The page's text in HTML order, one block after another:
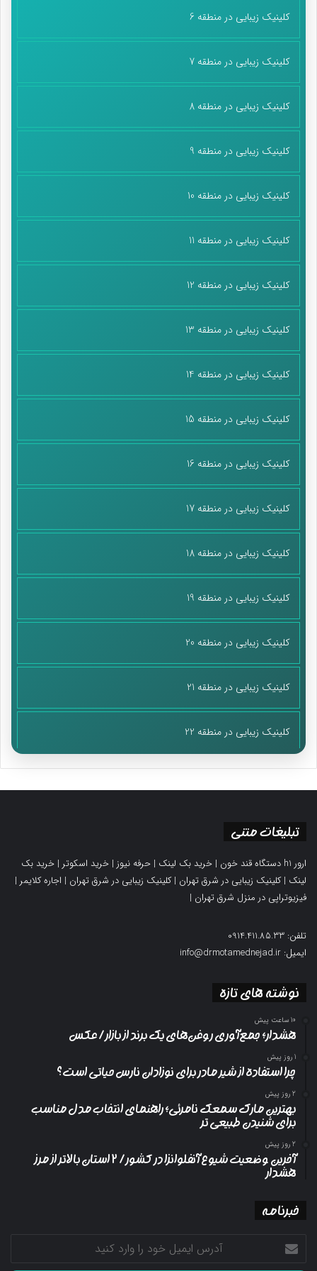
کلینیک زیبایی در منطقه 6
کلینیک زیبایی در منطقه 7
کلینیک زیبایی در منطقه 8
کلینیک زیبایی در منطقه 9
کلینیک زیبایی در منطقه 10
کلینیک زیبایی در منطقه 11
کلینیک زیبایی در منطقه 12
کلینیک زیبایی در منطقه 13
کلینیک زیبایی در منطقه 14
کلینیک زیبایی در منطقه 15
کلینیک زیبایی در منطقه 16
کلینیک زیبایی در منطقه 17
کلینیک زیبایی در منطقه 18
کلینیک زیبایی در منطقه 19
کلینیک زیبایی در منطقه 20
کلینیک زیبایی در منطقه 21
کلینیک زیبایی در منطقه 22
تبلیغات متنی
ارور h1 دستگاه قند خون | خرید بک لینک | حرفه نیوز | خرید اسکوتر | خرید بک
لینک |کلینیک زیبایی در شرق تهران |کلینیک زیبایی در شرق تهران | اجاره کلایمر |
فیزیوتراپی در منزل شرق تهران |
تلفن: 0914.411.85.33
ایمیل: info@drmotamednejad.ir
نوشته های تازه
10 ساعت پیش
هشدار؛ جمع‌آوری روغن‌های یک برند از بازار/ عکس
1 روز پیش
چرا استفاده از شیر مادر برای نوزادان نارس حیاتی است؟
2 روز پیش
بهترین مارک سمعک نامرئی؛ راهنمای انتخاب مدل مناسب
برای شنیدن طبیعی تر
2 روز پیش
آخرین وضعیت شیوع آنفلوانزا در کشور/ ۲ استان بالاتر از مرز
هشدار
خبرنامه
آدرس
ایمیل